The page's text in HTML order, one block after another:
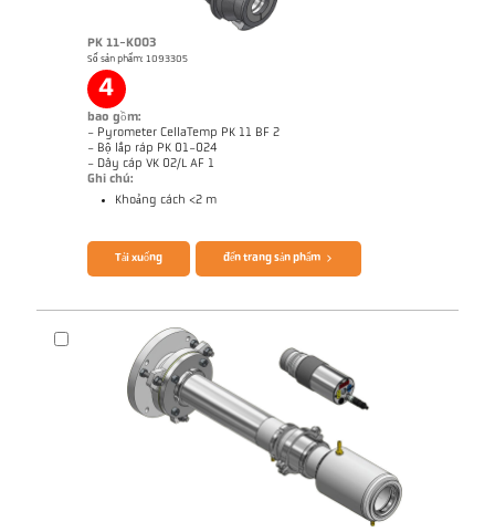
PK 11-K003
Số sản phẩm: 1093305
4
bao gồm:
- Pyrometer CellaTemp PK 11 BF 2
- Bộ lắp ráp PK 01-024
- Dây cáp VK 02/L AF 1
Ghi chú:
Khoảng cách <2 m
Brochure CellaTemp PK PKF PKL
Tải xuống đến trang sản phẩm